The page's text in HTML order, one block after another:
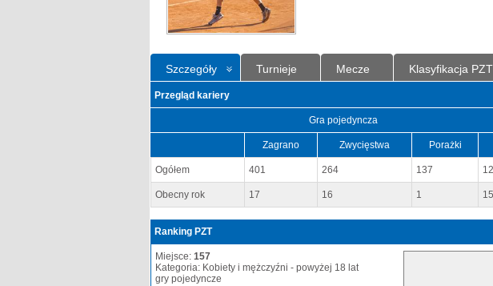
Szczegóły Turnieje Mecze Klasyfikacja PZT
Przegląd kariery
Gra pojedyncza
Zagrano Zwycięstwa Porażki
Ogółem 401 264 137
Obecny rok 17 16 1 15
Ranking PZT
Miejsce: 157
Kategoria: Kobiety i mężczyźni - powyżej 18 lat
gry pojedyncze